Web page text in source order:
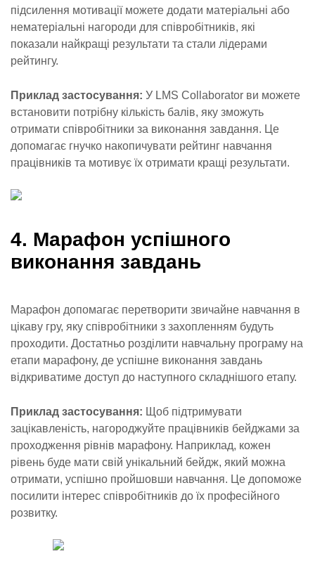
підсилення мотивації можете додати матеріальні або
нематеріальні нагороди для співробітників, які
показали найкращі результати та стали лідерами
рейтингу.
Приклад застосування: У LMS Collaborator ви можете
встановити потрібну кількість балів, яку зможуть
отримати співробітники за виконання завдання. Це
допомагає гнучко накопичувати рейтинг навчання
працівників та мотивує їх отримати кращі результати.
4. Марафон успішного
виконання завдань
Марафон допомагає перетворити звичайне навчання в
цікаву гру, яку співробітники з захопленням будуть
проходити. Достатньо розділити навчальну програму на
етапи марафону, де успішне виконання завдань
відкриватиме доступ до наступного складнішого етапу.
Приклад застосування: Щоб підтримувати
зацікавленість, нагороджуйте працівників бейджами за
проходження рівнів марафону. Наприклад, кожен
рівень буде мати свій унікальний бейдж, який можна
отримати, успішно пройшовши навчання. Це допоможе
посилити інтерес співробітників до їх професійного
розвитку.